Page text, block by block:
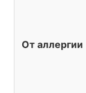
От аллергии